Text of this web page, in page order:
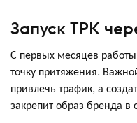
Запуск ТРК
С первых месяцев
точку притяжения.
привлечь трафик, а
закрепит образ бренда в